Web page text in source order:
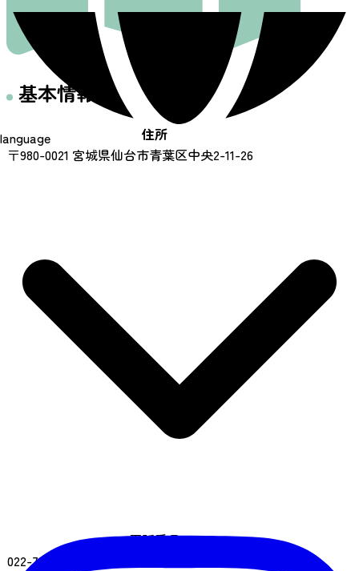
language
基本情報
住所
〒980-0021 宮城県仙台市青葉区中央2-11-26
電話番号
022-715-7333